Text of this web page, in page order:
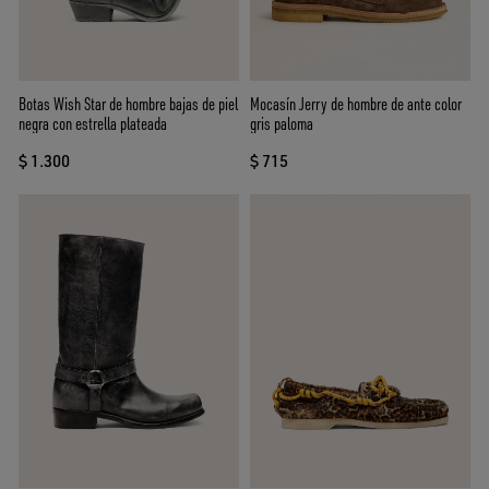
Botas Wish Star de hombre bajas de piel
negra con estrella plateada
$ 1.300
Mocasín Jerry de hombre de ante color
gris paloma
$ 715